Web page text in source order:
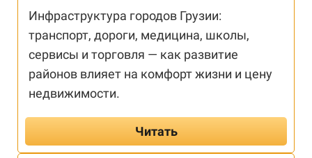
Инфраструктура городов Грузии:
транспорт, дороги, медицина, школы,
сервисы и торговля — как развитие
районов влияет на комфорт жизни и цену
недвижимости.
Читать